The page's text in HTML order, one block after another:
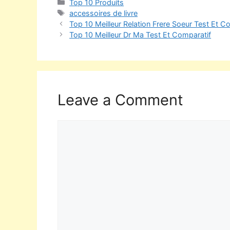
Top 10 Produits
accessoires de livre
Top 10 Meilleur Relation Frere Soeur Test Et
Top 10 Meilleur Dr Ma Test Et Comparatif
Leave a Comment